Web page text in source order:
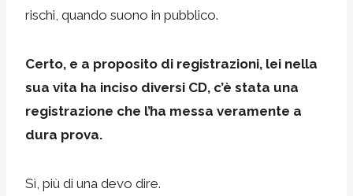
rischi, quando suono in pubblico.
Certo, e a proposito di registrazioni, lei nella
sua vita ha inciso diversi CD, c’è stata una
registrazione che l’ha messa veramente a
dura prova.
Sì, più di una devo dire.